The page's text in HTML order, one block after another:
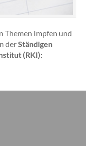
Themen Impfen und
derStändigen
(RKI):